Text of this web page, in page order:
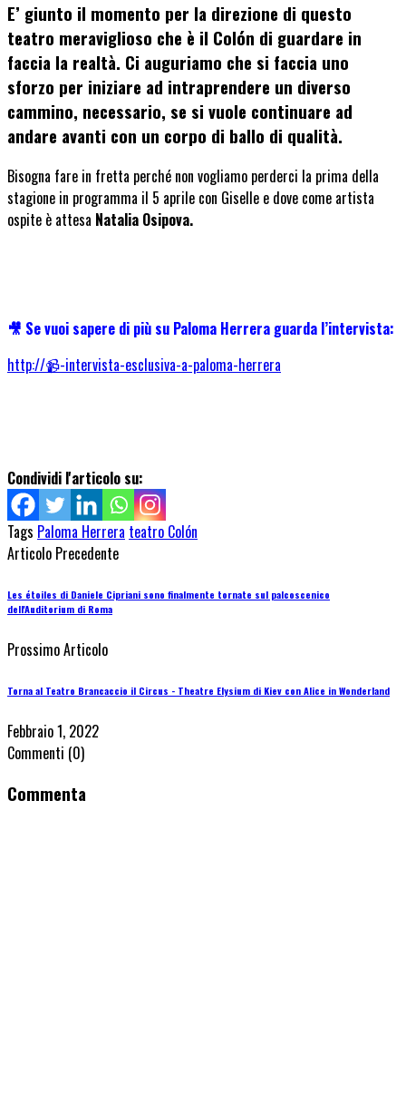
E’ giunto il momento per la direzione di questo
teatro meraviglioso che è il Colón di guardare in
faccia la realtà. Ci auguriamo che si faccia uno
sforzo per iniziare ad intraprendere un diverso
cammino, necessario, se si vuole continuare ad
andare avanti con un corpo di ballo di qualità.
Bisogna fare in fretta perché non vogliamo perderci la prima della
stagione in programma il 5 aprile con Giselle e dove come artista
ospite è attesa Natalia Osipova.
🎥 Se vuoi sapere di più su Paloma Herrera guarda l’intervista:
http://📹-intervista-esclusiva-a-paloma-herrera
Condividi l'articolo su:
Tags Paloma Herrera teatro Colón
Articolo Precedente
Les étoiles di Daniele Cipriani sono finalmente tornate sul palcoscenico
dell'Auditorium di Roma
Prossimo Articolo
Torna al Teatro Brancaccio il Circus - Theatre Elysium di Kiev con Alice in Wonderland
Febbraio 1, 2022
Commenti (0)
Commenta